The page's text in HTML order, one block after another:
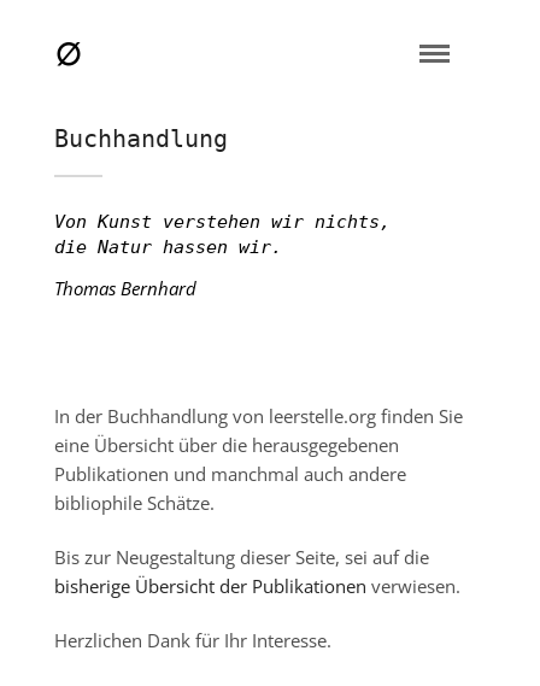
Buchhandlung
Von Kunst verstehen wir nichts,
die Natur hassen wir.
Thomas Bernhard
In der Buchhandlung von leerstelle.org finden Sie
eine Übersicht über die herausgegebenen
Publikationen und manchmal auch andere
bibliophile Schätze.
Bis zur Neugestaltung dieser Seite, sei auf die
bisherige Übersicht der Publikationen verwiesen.
Herzlichen Dank für Ihr Interesse.